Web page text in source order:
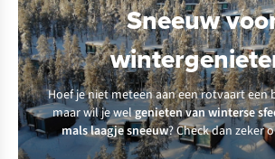
Sneeuw
Hoef je niet meteen aan een rotvaart een
maar wil je welgenieten van winterse
mals laagje sneeuw? Check dan zeker
winterse bestemmingen of de mooiste